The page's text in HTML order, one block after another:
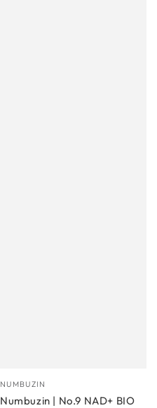
Proizvođać
NUMBUZIN
Numbuzin | No.9 NAD+ BIO